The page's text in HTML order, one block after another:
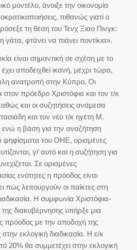
μοντέλο, άνοιξε την οικονομία
πιθανώς γιατί ο
τη θέση του Τενχ Ξιαο Πινγκ:
φτάνει να πιάνει ποντίκια».
είναι σημαντική σε σχέση με το
αποδειχθεί ικανή, μέχρι τώρα,
ανατροπή στην Κύπρο. Οι
στον πρόεδρο Χριστόφια και τον τ/κ
και οι συζητήσεις ανάμεσα
και τον νέο τ/κ ηγέτη Μ.
ενώ η βάση για την αναζήτηση
ψηφίσματα του ΟΗΕ, ορισμένες
γι’ αυτό και η συζήτηση για
Σε ορισμένες
ενότητες η πρόοδος είναι
πώς λειτουργούν οι παίκτες στη
Η συμφωνία Χριστόφια-
διακυβέρνησης υπήρξε μια
πρόοδος με την αποδοχή της
εκλογική διαδικασία. Η ε/κ
20% θα συμμετέχει στην εκλογική